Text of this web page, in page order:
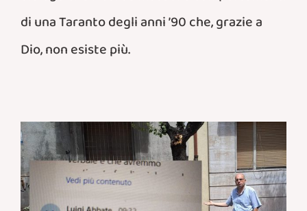
di una Taranto degli anni ’90 che, grazie a
Dio, non esiste più.